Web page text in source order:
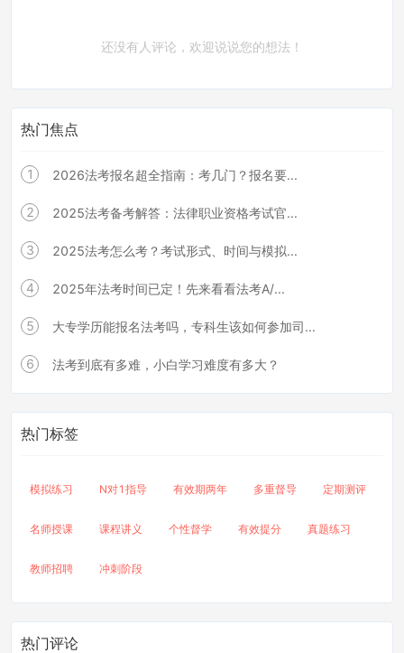
还没有人评论，欢迎说说您的想法！
热门焦点
1 2026法考报名超全指南：考几门？报名要...
2 2025法考备考解答：法律职业资格考试官...
3 2025法考怎么考？考试形式、时间与模拟...
4 2025年法考时间已定！先来看看法考A/...
5 大专学历能报名法考吗，专科生该如何参加司...
6 法考到底有多难，小白学习难度有多大？
热门标签
模拟练习 N对1指导 有效期两年 多重督导 定期测评
名师授课 课程讲义 个性督学 有效提分 真题练习
教师招聘 冲刺阶段
热门评论